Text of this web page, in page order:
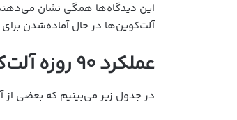
این دیدگاه‌ها همگی نشان می‌دهند
آلت‌کوین‌ها در حال آماده‌شدن
عملکرد ۹۰ روزه آلت‌کوین‌ها: نشانه‌های زیر خاکستر
در جدول زیر می‌بینیم که بعضی از آلت‌کوین‌ها در ۹۰ روز گذشته،